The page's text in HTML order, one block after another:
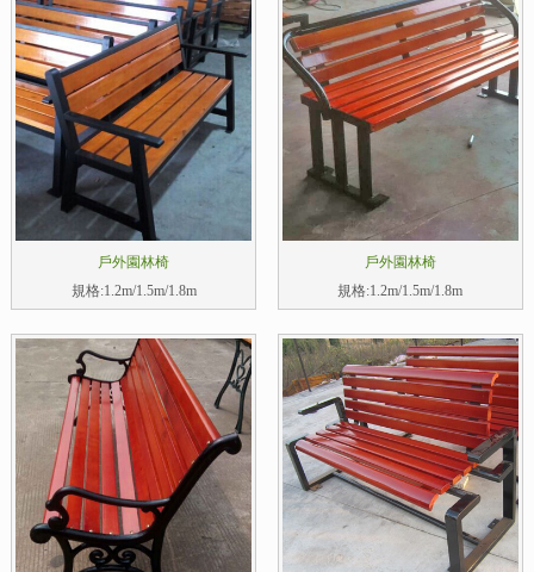
戶外園林椅
規格:1.2m/1.5m/1.8m
戶外園林椅
規格:1.2m/1.5m/1.8m